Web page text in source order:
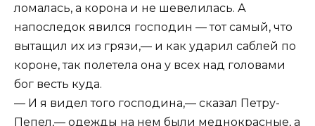
ломалась, а корона и не шевелилась. А
напоследок явился господин — тот самый, что
вытащил их из грязи,— и как ударил саблей по
короне, так полетела она у всех над головами
бог весть куда.
— И я видел того господина,— сказал Петру-
Пепел,— одежды на нем были меднокрасные, а